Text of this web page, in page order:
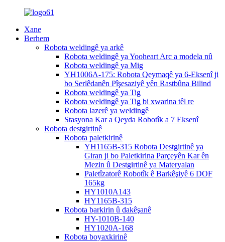
Xane
Berhem
Robota weldingê ya arkê
Robota weldingê ya Yooheart Arc a modela nû
Robota weldingê ya Mig
YH1006A-175: Robota Qeymaqê ya 6-Eksenî ji
bo Serlêdanên Pîşesaziyê yên Rastbûna Bilind
Robota weldingê ya Tig
Robota weldingê ya Tig bi xwarina têl re
Robota lazerê ya weldingê
Stasyona Kar a Qeyda Robotîk a 7 Eksenî
Robota destgirtinê
Robota paletkirinê
YH1165B-315 Robota Destgirtinê ya
Giran ji bo Paletkirina Parçeyên Kar ên
Mezin û Destgirtinê ya Materyalan
Paletîzatorê Robotîk ê Barkêşiyê 6 DOF
165kg
HY1010A143
HY1165B-315
Robota barkirin û dakêşanê
HY-1010B-140
HY1020A-168
Robota boyaxkirinê